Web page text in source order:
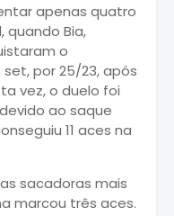
apenas quatro
quando Bia,
o
por 25/23, após
vez, o duelo foi
ao saque
11 aces na
sacadoras mais
marcou três aces.